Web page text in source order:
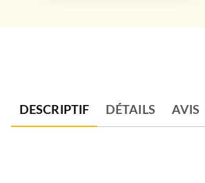
DESCRIPTIF DÉTAILS AVIS